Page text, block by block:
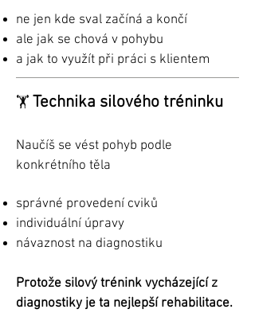
ne jen kde sval začíná a končí
ale jak se chová v pohybu
a jak to využít při práci s klientem
🏋️ Technika silového tréninku
Naučíš se vést pohyb podle
konkrétního těla
správné provedení cviků
individuální úpravy
návaznost na diagnostiku
Protože silový trénink vycházející z
diagnostiky je ta nejlepší rehabilitace.